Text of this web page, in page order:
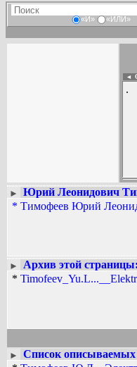
«И» «ИЛИ»
◄
.
► Юрий Леонидович
* Тимофеев Юрий
►
Архив этой страницы:
*
►
Список описываемых